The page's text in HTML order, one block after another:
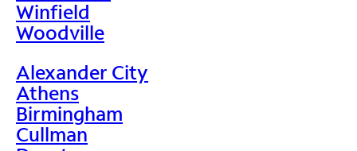
Winfield
Woodville
Alexander City
Athens
Birmingham
Cullman